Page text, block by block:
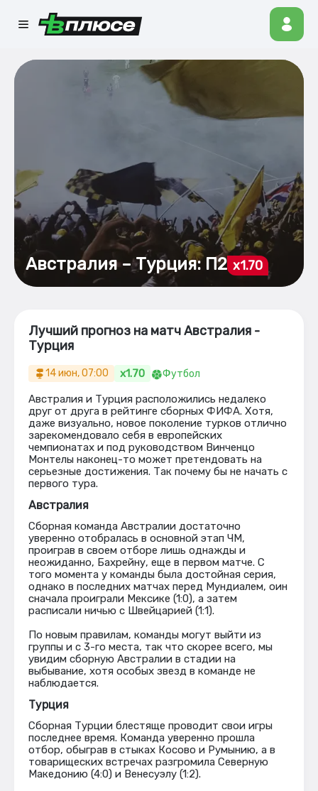
Австралия – Турция: П2 x1.70
Лучший прогноз на матч Австралия -
Турция
14 июн, 07:00 x1.70 Футбол
Австралия и Турция расположились недалеко
друг от друга в рейтинге сборных ФИФА. Хотя,
даже визуально, новое поколение турков отлично
зарекомендовало себя в европейских
чемпионатах и под руководством Винченцо
Монтелы наконец-то может претендовать на
серьезные достижения. Так почему бы не начать с
первого тура.
Австралия
Сборная команда Австралии достаточно
уверенно отобралась в основной этап ЧМ,
проиграв в своем отборе лишь однажды и
неожиданно, Бахрейну, еще в первом матче. С
того момента у команды была достойная серия,
однако в последних матчах перед Мундиалем, оин
сначала проиграли Мексике (1:0), а затем
расписали ничью с Швейцарией (1:1).
По новым правилам, команды могут выйти из
группы и с 3-го места, так что скорее всего, мы
увидим сборную Австралии в стадии на
выбывание, хотя особых звезд в команде не
наблюдается.
Турция
Сборная Турции блестяще проводит свои игры
последнее время. Команда уверенно прошла
отбор, обыграв в стыках Косово и Румынию, а в
товарищеских встречах разгромила Северную
Македонию (4:0) и Венесуэлу (1:2).